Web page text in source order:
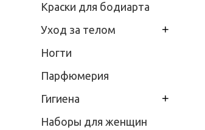
Краски для бодиарта
Уход за телом
+
Ногти
Парфюмерия
Гигиена
+
Наборы для женщин